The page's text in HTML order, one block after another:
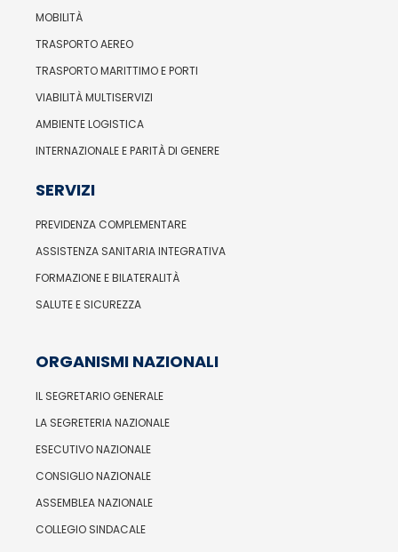
MOBILITÀ
TRASPORTO AEREO
TRASPORTO MARITTIMO E PORTI
VIABILITÀ MULTISERVIZI
AMBIENTE LOGISTICA
INTERNAZIONALE E PARITÀ DI GENERE
SERVIZI
PREVIDENZA COMPLEMENTARE
ASSISTENZA SANITARIA INTEGRATIVA
FORMAZIONE E BILATERALITÀ
SALUTE E SICUREZZA
ORGANISMI NAZIONALI
IL SEGRETARIO GENERALE
LA SEGRETERIA NAZIONALE
ESECUTIVO NAZIONALE
CONSIGLIO NAZIONALE
ASSEMBLEA NAZIONALE
COLLEGIO SINDACALE